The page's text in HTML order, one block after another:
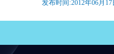
发布时间:2012年06月